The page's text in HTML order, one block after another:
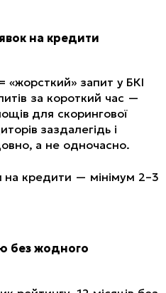
на кредити
«жорсткий» запит у БКІ
за короткий час —
для скорингової
заздалегідь і
а не одночасно.
на кредити — мінімум 2–3
без жодного